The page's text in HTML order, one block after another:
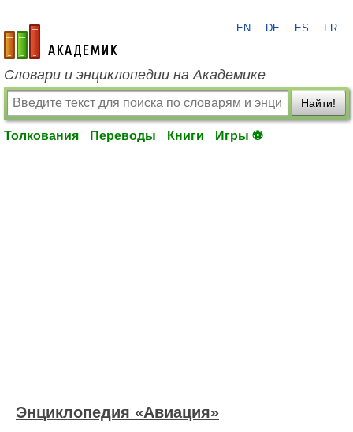
academic.ru
EN DE ES FR
Словари и энциклопедии на Академике
Найти!
Толкования Переводы Книги Игры ⚽
Энциклопедия «Авиация»